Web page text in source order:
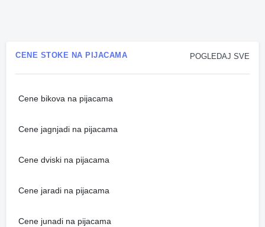
POGLEDAJ SVE
CENE STOKE NA PIJACAMA
Cene bikova na pijacama
Cene jagnjadi na pijacama
Cene dviski na pijacama
Cene jaradi na pijacama
Cene junadi na pijacama